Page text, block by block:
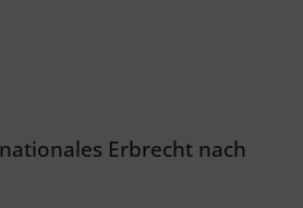
Erbrecht nach